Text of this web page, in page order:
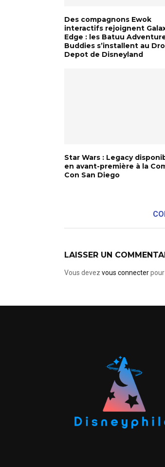
Des compagnons Ewok
interactifs rejoignent
Edge : les Batuu
Buddies s’installent au
Depot de Disneyland
Star Wars : Legacy
en avant-première à la
Con San Diego
LAISSER UN
Vous devez vous connecter